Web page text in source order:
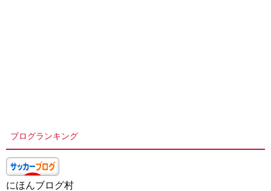
ブログランキング
にほんブログ村